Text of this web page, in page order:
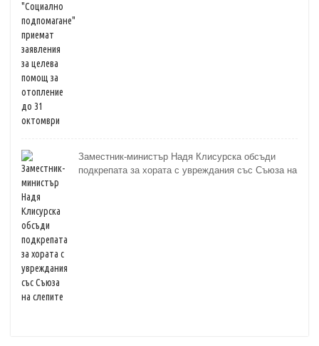
Заместник-министър Надя Клисурска обсъди
подкрепата за хората с увреждания със Съюза на